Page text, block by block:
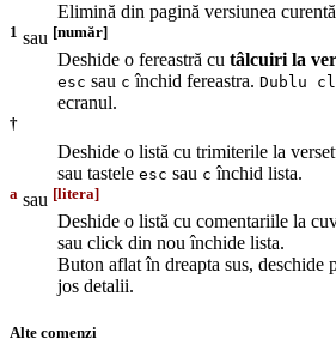
Elimină din pagină versiunea
1 sau [număr]
Deshide o fereastră cu tâlcuiri la
esc sau c închid fereastra. Dublu
ecranul.
†
Deshide o listă cu trimiterile la
sau tastele esc sau c închid lista.
a sau [litera]
Deshide o listă cu comentariile la
sau click din nou închide lista.
Buton aflat în dreapta sus, deschide
jos detalii.
Alte comenzi